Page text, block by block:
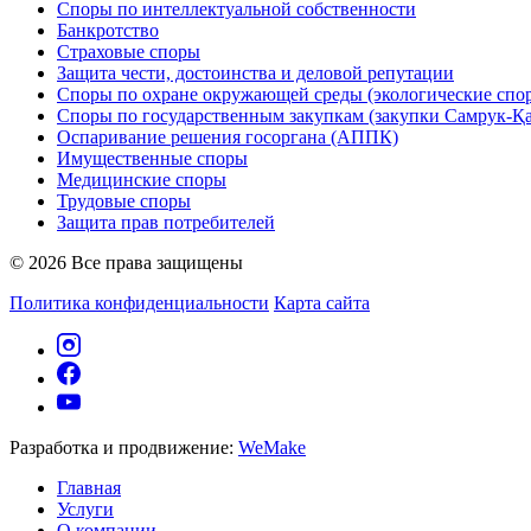
Споры по интеллектуальной собственности
Банкротство
Страховые споры
Защита чести, достоинства и деловой репутации
Споры по охране окружающей среды (экологические
Споры по государственным закупкам (закупки Самрук-
Оспаривание решения госоргана (АППК)
Имущественные споры
Медицинские споры
Трудовые споры
Защита прав потребителей
© 2026 Все права защищены
Политика конфиденциальности Карта сайта
Разработка и продвижение: WeMake
Главная
Услуги